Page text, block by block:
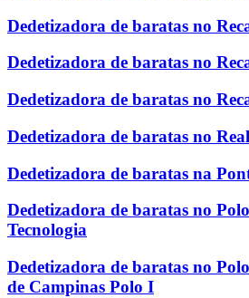
Dedetizadora de baratas no
Dedetizadora de baratas no
Dedetizadora de baratas no
Dedetizadora de baratas no
Dedetizadora de baratas na
Dedetizadora de baratas no
Tecnologia
Dedetizadora de baratas no
de Campinas Polo I